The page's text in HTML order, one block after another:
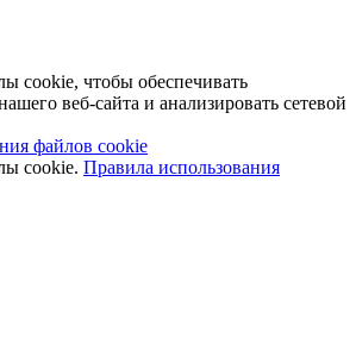
cookie, чтобы обеспечивать
веб-сайта и анализировать сетевой
файлов cookie
cookie. Правила использования